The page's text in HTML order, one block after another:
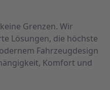
Grenzen. Wir
Lösungen, die höchste
Fahrzeugdesign
Komfort und